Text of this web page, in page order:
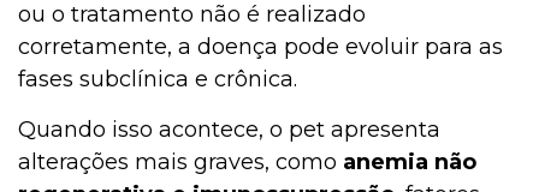
ou o tratamento não é realizado
corretamente, a doença pode evoluir para as
fases subclínica e crônica.
Quando isso acontece, o pet apresenta
alterações mais graves, como anemia não